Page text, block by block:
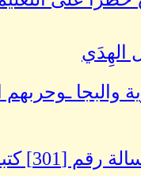
الهِدَي
والبجا
عمر الحويج